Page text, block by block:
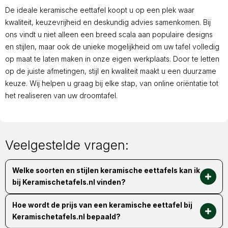
De ideale keramische eettafel koopt u op een plek waar
kwaliteit, keuzevrijheid en deskundig advies samenkomen. Bij
ons vindt u niet alleen een breed scala aan populaire designs
en stijlen, maar ook de unieke mogelijkheid om uw tafel volledig
op maat te laten maken in onze eigen werkplaats. Door te letten
op de juiste afmetingen, stijl en kwaliteit maakt u een duurzame
keuze. Wij helpen u graag bij elke stap, van online oriëntatie tot
het realiseren van uw droomtafel.
Veelgestelde vragen:
Welke soorten en stijlen keramische eettafels kan ik
bij Keramischetafels.nl vinden?
Bij Keramischetafels.nl vindt u een zeer divers aanbod keramische
eettafels, van populaire standaard ontwerpen tot volledig op maat
gemaakte tafels. Wij bieden diverse vormen, zoals organische,
ronde, ovale en Deens ovale modellen, die zorgen voor een
Hoe wordt de prijs van een keramische eettafel bij
Keramischetafels.nl bepaald?